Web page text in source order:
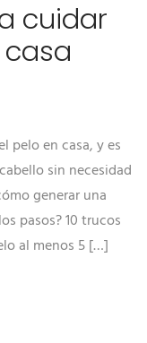
cuidar
pelo en casa, y es
sin necesidad
generar una
pasos? 10 trucos
al menos 5 […]